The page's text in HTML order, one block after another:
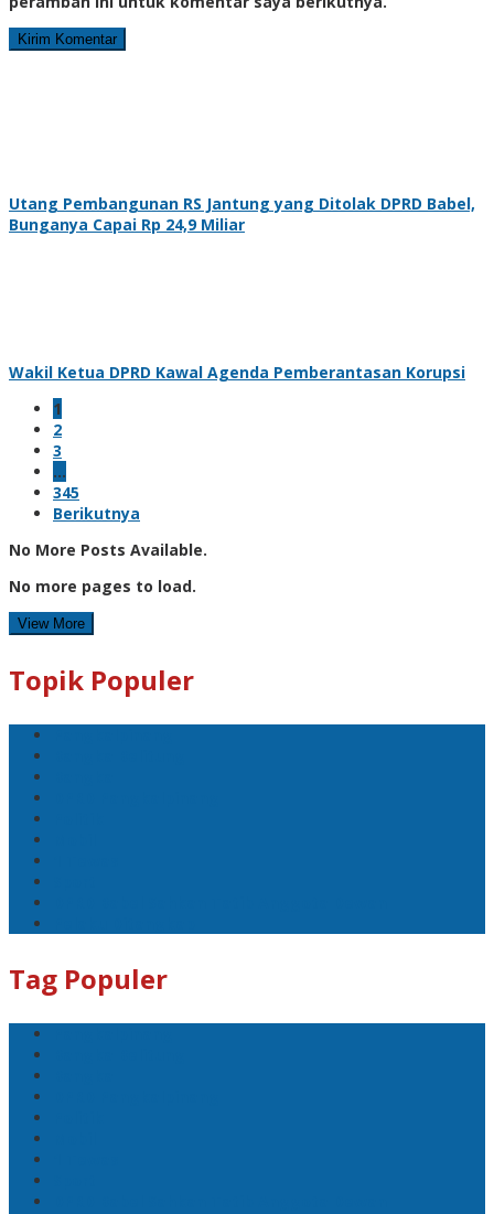
Utang Pembangunan RS Jantung yang Ditolak DPRD Babel,
Bunganya Capai Rp 24,9 Miliar
Wakil Ketua DPRD Kawal Agenda Pemberantasan Korupsi
1
2
3
…
345
Berikutnya
No More Posts Available.
No more pages to load.
View More
Topik Populer
Tag Populer